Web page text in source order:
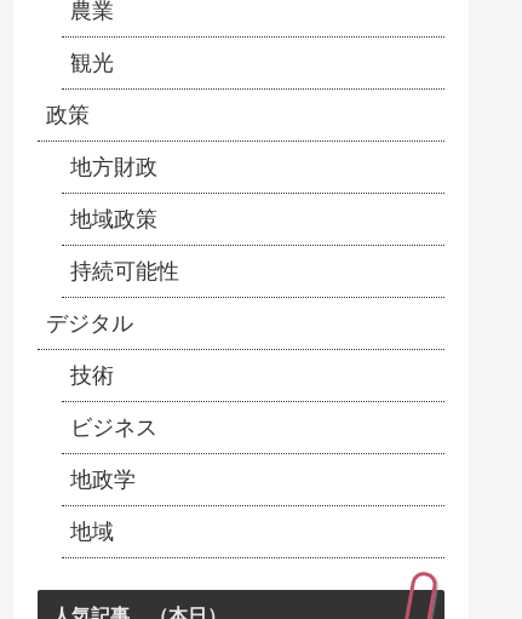
農業
観光
政策
地方財政
地域政策
持続可能性
デジタル
技術
ビジネス
地政学
地域